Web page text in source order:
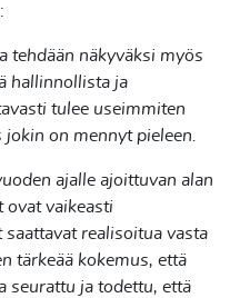
tehdään näkyväksi myös
hallinnollista ja
tulee useimmiten
on mennyt pieleen.
ajalle ajoittuvan alan
ovat vaikeasti
realisoitua vasta
tärkeää kokemus, että
seurattu ja todettu, että